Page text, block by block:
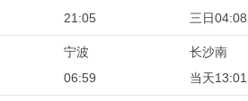
21:05 三日04:08
宁波
长沙南
06:59 当天13:01